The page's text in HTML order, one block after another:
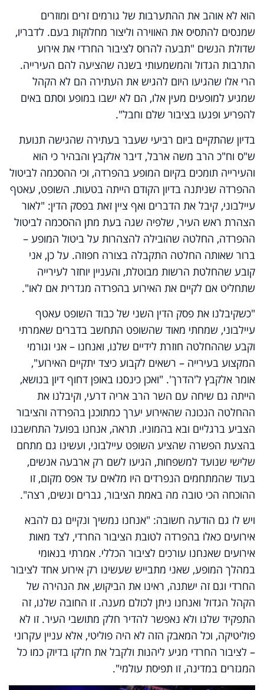
הוא לא אוהב את ההתערבות של גורמים זרים ומוזרים
שמנסים להתסיס את האווירה וליצור מחלוקות בעם. לדבריו,
שדולת הנשים "תבעה להרוס לציבור החרדי את אירוע
התרבות הגדול והמשמעותי בשנה שהציעה להם העירייה.
הרי אלו שהגיעו היום להגיש את העתירה הם לא הקהל
שמגיע למופעים מעין אלו, הם לא ישבו במופע וסתם באים
להפריע ופגעו בציבור שלם וחבל".
בדיון שהתקיים ביום רביעי שעבר בעתירה שהגישה תנועת
ש"ס וח"כ הרב משה ארבל, דיבר אלקבץ והבהיר כי הוא
והעירייה תומכים בקיום המופע בהפרדה, וכי ההסכמה לביטול
ההפרדה שניתנה בדיון הקודם הייתה בטעות. השופט, עאטף
עיילבוני, קיבל את הדברים ואף ציין זאת בפסק הדין: "לאור
הצהרת ראש העיר, שלפיה שגה בעת מתן ההסכמה לביטול
ההפרדה, החלטה שהובילה להצהרות על ביטול המופע –
ברור שאותה החלטה התקבלה בצורה חפוזה. על כן, אני
קובע שהחלטת הרשות מבוטלת, והעניין יוחזר לעירייה
שתחליט אם לקיים את האירוע בהפרדה מגדרית אם לאו".
"כשקיבלנו את פסק הדין השני של כבוד השופט עאטף
עיילבוני, שמחתי מאוד שהשופט התחשב בדברים שאמרתי
וקבע שההחלטה חוזרת לידיים שלנו, ואנחנו – אני וגורמי
המקצוע בעירייה – רשאים לקבוע כיצד יתקיים האירוע",
אומר אלקבץ ל'הדרך'. "ואכן כינסנו באופן דחוף דיון בנושא,
הייתה גם שיחה עם השר הרב אריה דרעי, וקיבלנו את
ההחלטה הנכונה שהאירוע יערך כמתוכנן בהפרדה והציבור
הצביע ברגליים ובא בהמוניו. תראה, אנחנו בפועל התחשבנו
בהצעת הפשרה שהציע השופט עיילבוני, ועשינו גם מתחם
שלישי שנועד למשפחות, הגיעו לשם רק ארבעה אנשים,
בעוד שהמתחמים הנפרדים היו מלאים עד אפס מקום, זו
ההוכחה הכי טובה מה באמת הציבור, גברים ונשים, רצה".
ויש לו גם הודעה חשובה: "אנחנו נמשיך ונקיים גם להבא
אירועים כאלו בהפרדה לטובת הציבור החרדי, לצד מאות
אירועים שאנחנו עורכים לציבור הכללי. אמרתי בנאומי
במהלך המופע, שאני מתבייש שעשינו רק אירוע אחד לציבור
החרדי וגם זה ישתנה, ראינו את הביקוש, את הנהירה של
הקהל הגדול ואנחנו ניתן לכולם מענה. זו החובה שלנו, זה
התפקיד שלנו ולא נאפשר להדיר חלק מתושבי העיר. זו לא
פוליטיקה, וכל המאבק הזה לא היה פוליטי, אלא עניין עקרוני
– לציבור החרדי מגיע ליהנות ולקבל את חלקו בדיוק כמו כל
המגזרים במדינה, זו תפיסת עולמי".